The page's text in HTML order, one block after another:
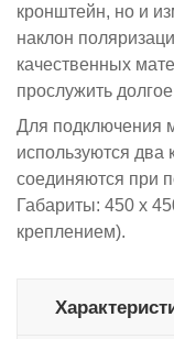
кронштейн, но и
наклон
качественных
прослужить
Для подключения
используются два
соединяются при
Габариты: 450 х
креплением).